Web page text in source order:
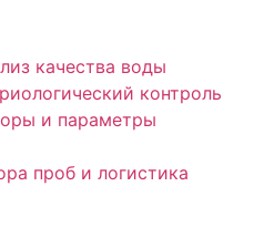
качества воды
контроль
и параметры
проб и логистика